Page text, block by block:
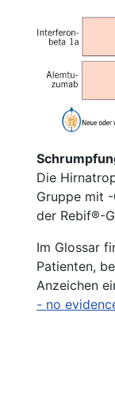
Die
Gruppe mit
der Rebif®-
Im Glossar
Patienten,
Anzeichen
- no